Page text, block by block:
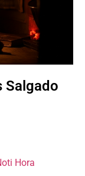
Salgado
Hora